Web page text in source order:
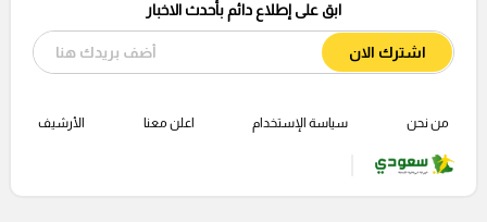
ابق على إطلاع دائم بأحدث الاخبار
اشترك الان
من نحن سياسة الإستخدام اعلن معنا الأرشيف